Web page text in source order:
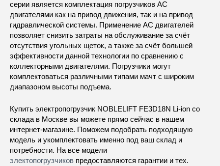
серии является комплектация погрузчиков АС
двигателями как на привод движения, так и на привод
гидравлической системы. Применение АС двигателей
позволяет снизить затраты на обслуживание за счёт
отсутствия угольных щеток, а также за счёт большей
эффективности данной технологии по сравнению с
коллекторными двигателями. Погрузчики могут
комплектоваться различными типами мачт с широким
диапазоном высоты подъема.
Купить электропогрузчик NOBLELIFT FE3D18N Li-ion со
склада в Москве вы можете прямо сейчас в нашем
интернет-магазине. Поможем подобрать подходящую
модель и укомплектовать именно под ваш склад и
потребности. На все модели
электопогрузчиков предоставляются гарантии и тех.